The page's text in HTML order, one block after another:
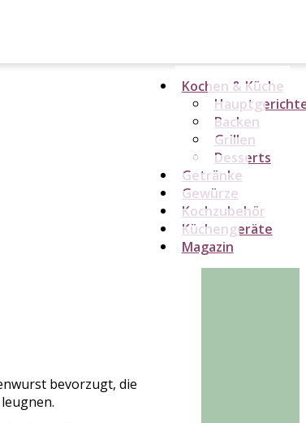
Kochen & Küche
Backen
Grillen
Desserts
Getränke
Gewürze
Kochzubehör
Küchengeräte
Magazin
bevorzugt, die